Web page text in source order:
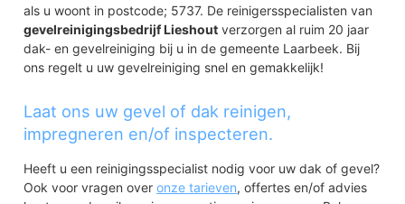
als u woont in postcode; 5737. De reinigersspecialisten van
gevelreinigingsbedrijf Lieshout verzorgen al ruim 20 jaar
dak- en gevelreiniging bij u in de gemeente Laarbeek. Bij
ons regelt u uw gevelreiniging snel en gemakkelijk!
Laat ons uw gevel of dak reinigen,
impregneren en/of inspecteren.
Heeft u een reinigingsspecialist nodig voor uw dak of gevel?
Ook voor vragen overonze tarieven, offertes en/of advies